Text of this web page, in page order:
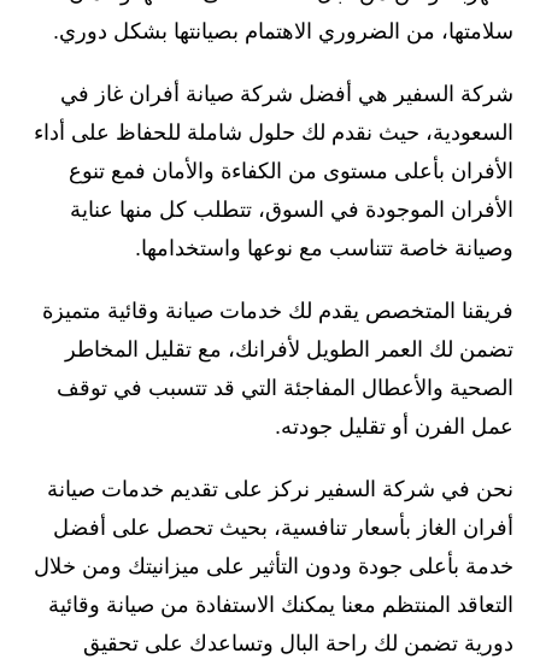
سلامتها، من الضروري الاهتمام بصيانتها بشكل دوري.
شركة السفير هي أفضل شركة صيانة أفران غاز في
السعودية، حيث نقدم لك حلول شاملة للحفاظ على أداء
الأفران بأعلى مستوى من الكفاءة والأمان فمع تنوع
الأفران الموجودة في السوق، تتطلب كل منها عناية
وصيانة خاصة تتناسب مع نوعها واستخدامها.
فريقنا المتخصص يقدم لك خدمات صيانة وقائية متميزة
تضمن لك العمر الطويل لأفرانك، مع تقليل المخاطر
الصحية والأعطال المفاجئة التي قد تتسبب في توقف
عمل الفرن أو تقليل جودته.
نحن في شركة السفير نركز على تقديم خدمات صيانة
أفران الغاز بأسعار تنافسية، بحيث تحصل على أفضل
خدمة بأعلى جودة ودون التأثير على ميزانيتك ومن خلال
التعاقد المنتظم معنا يمكنك الاستفادة من صيانة وقائية
دورية تضمن لك راحة البال وتساعدك على تحقيق